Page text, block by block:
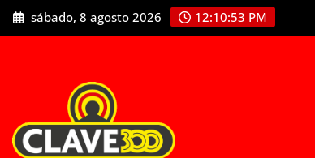
Saltar
al
sábado, 8 agosto 2026 12:10:54 PM